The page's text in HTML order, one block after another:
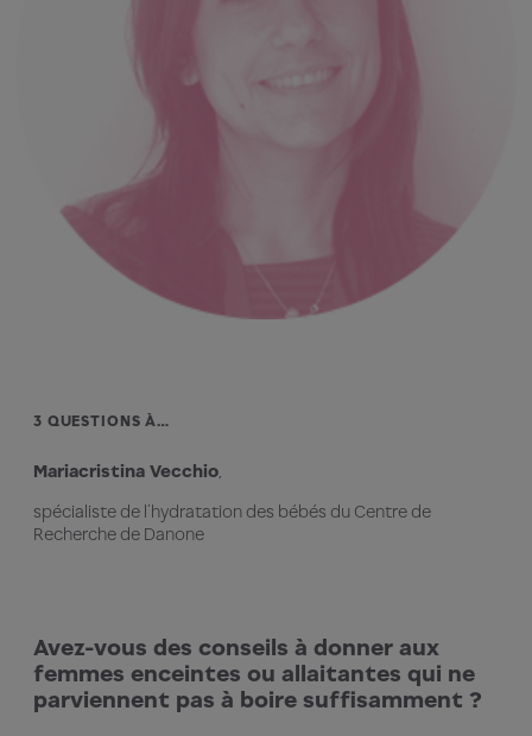
3 QUESTIONS À…
Mariacristina Vecchio
spécialiste de l’hydratation des bébés du Centre de
Recherche de Danone
Avez-vous des conseils à donner aux
femmes enceintes ou allaitantes qui ne
parviennent pas à boire suffisamment ?